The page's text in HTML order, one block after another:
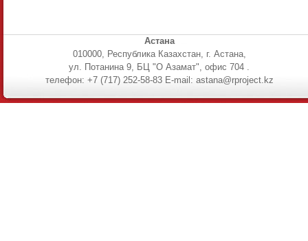
Астана
010000, Республика Казахстан, г. Астана,
ул. Потанина 9, БЦ "О Азамат", офис 704 .
телефон: +7 (717) 252-58-83 E-mail: astana@rproject.kz